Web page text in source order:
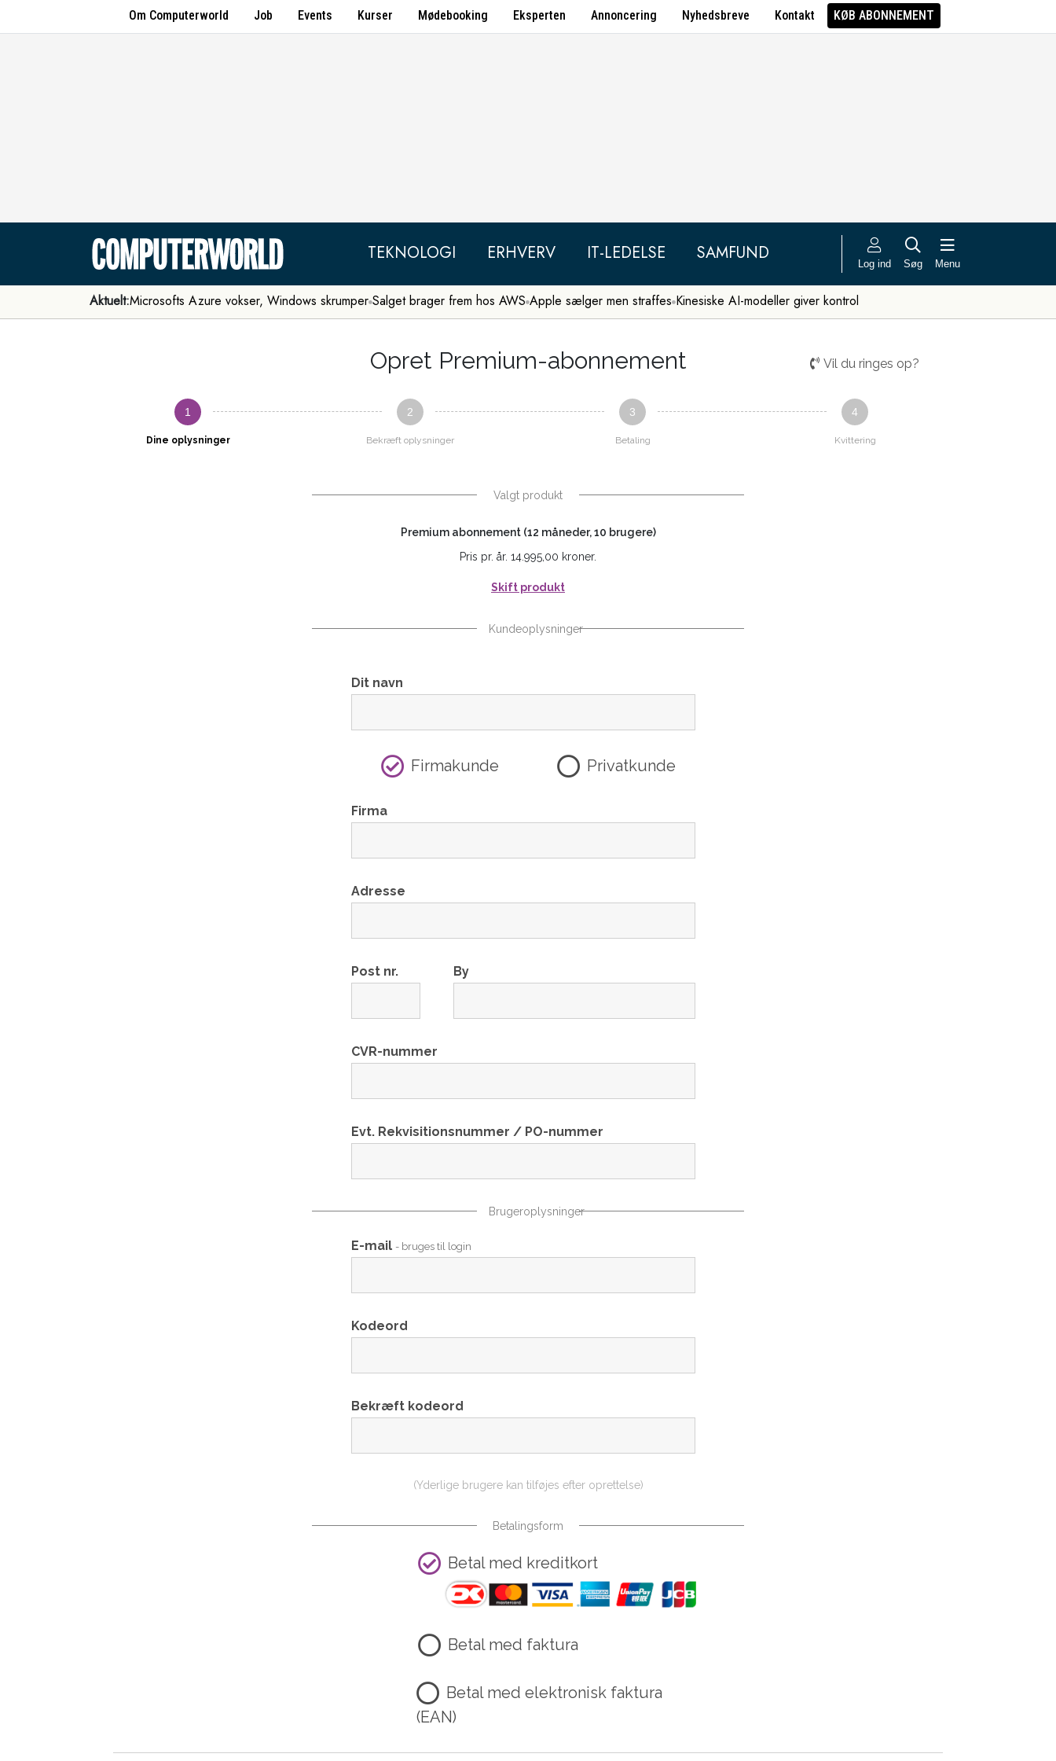
Om Computerworld Job Events Kurser Mødebooking Eksperten Annoncering Nyhedsbreve Kontakt KØB ABONNEMENT
TEKNOLOGI ERHVERV IT-LEDELSE SAMFUND Log ind Søg Menu
Aktuelt:Microsofts Azure vokser, Windows skrumper Salget brager frem hos AWS Apple sælger men straffes Kinesiske AI-modeller giver kontrol
Opret Premium-abonnement Vil du ringes op?
1
Dine oplysninger
2
Bekræft oplysninger
3
Betaling
4
Kvittering
Valgt produkt
Premium abonnement (12 måneder, 10 brugere)
Pris pr. år. 14.995,00 kroner.
Skift produkt
Kundeoplysninger
Dit navn
Firmakunde Privatkunde
Firma
Adresse
Post nr. By
CVR-nummer
Evt. Rekvisitionsnummer / PO-nummer
Brugeroplysninger
E-mail - bruges til login
Kodeord
Bekræft kodeord
(Yderlige brugere kan tilføjes efter oprettelse)
Betalingsform
Betal med kreditkort
Betal med faktura
Betal med elektronisk faktura
(EAN)